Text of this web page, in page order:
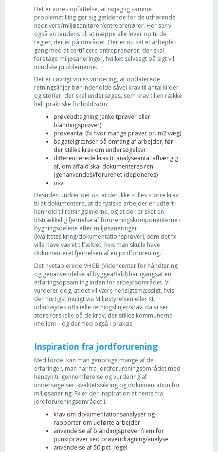
Det er vores opfattelse, at nøjagtig samme
problemstilling gør sig gældende for de udførende
nedrivere/miljøsanitører/entreprenører. Her ser vi
også en tendens til, at næppe alle lever op til de
regler, der er på området. Der er nu sat et arbejde i
gang med at certificere entreprenører, der skal
foretage miljøsaneringer, hvilket selvsagt på sigt vil
mindske problemerne.
Det er i øvrigt vores vurdering, at opdaterede
retningslinjer bør indeholde såvel krav til antal kilder
og stoffer, der skal undersøges, som krav til en række
helt praktiske forhold som:
prøveudtagning (enkeltprøver eller
blandingsprøver)
prøveantal (fx hvor mange prøver pr. m2 væg)
bagatelgrænser på omfang af arbejder, før
der stilles krav om undersøgelser
differentierede krav til analyseantal afhængig
af, om affald skal dokumenteres ren
(genanvendes)/forurenet (deponeres)
osv.
Desuden undrer det os, at der ikke stilles større krav
til at dokumentere, at de fysiske arbejder er udført i
henhold til retningslinjerne, og at der er sket en
tilstrækkelig fjernelse af forureningskomponenterne i
bygningsdelene efter miljøsaneringer
(kvalitetssikring/dokumentations­prøver), som det fx
ville have været tilfældet, hvis man skulle have
dokumenteret fjernelsen af en jordforurening.
Det nyetablerede VHGB (Videncenter for håndtering
og genanvendelse af byggeaffald) har igangsat en
erfaringsopsamling inden for arbejdsområdet. Vi
vurderer dog, at det vil være hensigtsmæssigt, hvis
der hurtigst muligt via Miljøstyrelsen eller KL
udarbejdes officielle retningslinjer/krav, da vi ser
store forskelle på de krav, der stilles kommunerne
imellem – og dermed også i praksis.
Inspiration fra jordforurening
Med fordel kan man genbruge mange af de
erfaringer, man har fra jordforureningsområdet med
hensyn til gennemførelse og vurdering af
undersøgelser, kvalitetssikring og dokumentation for
miljøsanering. Fx er der inspiration at hente fra
jordforureningsområdet i:
krav om dokumentationsanalyser og-
rapporter om udførte arbejder
anvendelse af blandingsprøver frem for
punktprøver ved prøveudtagning/analyse
anvendelse af 50 pct. regel